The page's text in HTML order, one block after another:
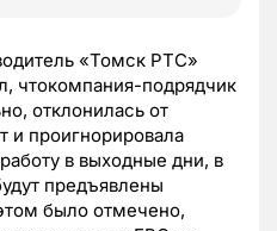
«Томск РТС»
чтокомпания-подрядчик
отклонилась от
и проигнорировала
в выходные дни, в
предъявлены
было отмечено,